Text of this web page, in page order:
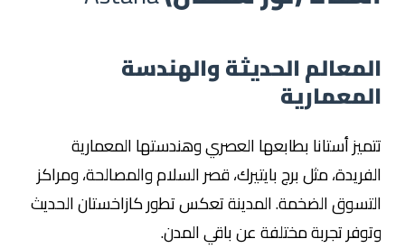
المعالم الحديثة والهندسة
المعمارية
تتميز أستانا بطابعها العصري وهندستها المعمارية
الفريدة، مثل برج بايتيرك، قصر السلام والمصالحة، ومراكز
التسوق الضخمة. المدينة تعكس تطور كازاخستان الحديث
وتوفر تجربة مختلفة عن باقي المدن.